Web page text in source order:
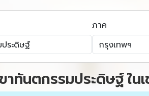
ภาค
าทันตกรรมประดิษฐ์ ใน